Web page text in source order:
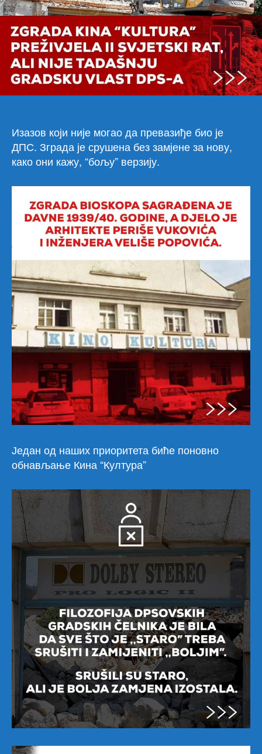
и
чак
од
Изазов који није могао да превазиђе био је
ДПС. Зграда је срушена без замјене за нову,
како они кажу, “бољу” верзију.
Један од наших приоритета биће поновно
обнављање Кина “Култура”